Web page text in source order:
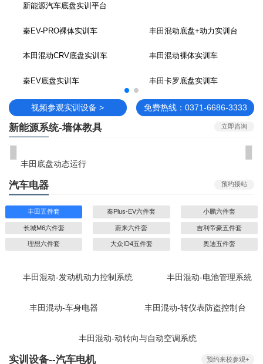
新能源汽车底盘实训平台
秦EV-PRO裸体实训车 丰田混动底盘+动力实训台
本田混动CRV底盘实训车 丰田混动裸体实训车
秦EV底盘实训车 丰田卡罗底盘实训车
视频参观实训设备 > 免费热线：0371-6686-3333
新能源系统-墙体教具 立即咨询
丰田底盘动态运行
汽车电器 预约接站
丰田五件套 秦Plus-EV六件套 小鹏六件套
长城M6六件套 蔚来六件套 吉利帝豪五件套
理想六件套 大众ID4五件套 奥迪五件套
丰田混动-发动机动力控制系统 丰田混动-电池管理系統
丰田混动-车身电器 丰田混动-转仪表防盗控制台
丰田混动-动转向与自动空调系统
实训设备--汽车电机 预约来校参观+